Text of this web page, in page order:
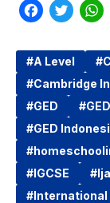
F
c
e
b
o
o
k
T
i
t
t
e
r
W
t
s
A
p
p
A Level
Cambridge
GED
GED
IGCSE